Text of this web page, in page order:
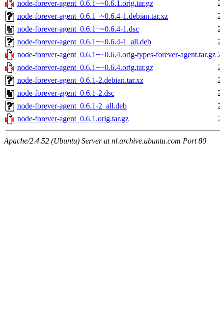
node-forever-agent_0.6.1+~0.6.1.orig.tar.gz
node-forever-agent_0.6.1+~0.6.4-1.debian.tar.xz
node-forever-agent_0.6.1+~0.6.4-1.dsc
node-forever-agent_0.6.1+~0.6.4-1_all.deb
node-forever-agent_0.6.1+~0.6.4.orig-types-forever-agent.tar.gz
node-forever-agent_0.6.1+~0.6.4.orig.tar.gz
node-forever-agent_0.6.1-2.debian.tar.xz
node-forever-agent_0.6.1-2.dsc
node-forever-agent_0.6.1-2_all.deb
node-forever-agent_0.6.1.orig.tar.gz
Apache/2.4.52 (Ubuntu) Server at nl.archive.ubuntu.com Port 80